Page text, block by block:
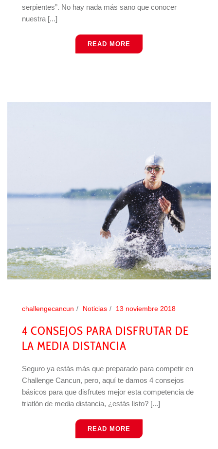
serpientes”. No hay nada más sano que conocer
nuestra [...]
READ MORE
challengecancun Noticias 13 noviembre 2018
4 CONSEJOS PARA DISFRUTAR DE
LA MEDIA DISTANCIA
Seguro ya estás más que preparado para competir en
Challenge Cancun, pero, aquí te damos 4 consejos
básicos para que disfrutes mejor esta competencia de
triatlón de media distancia, ¿estás listo? [...]
READ MORE